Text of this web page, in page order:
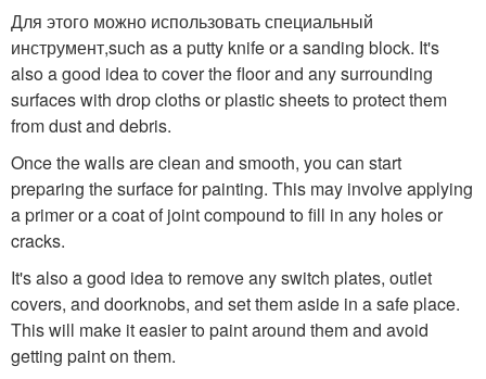
Для этого можно использовать специальный
инструмент,such as a putty knife or a sanding block. It's
also a good idea to cover the floor and any surrounding
surfaces with drop cloths or plastic sheets to protect them
from dust and debris.
Once the walls are clean and smooth, you can start
preparing the surface for painting. This may involve applying
a primer or a coat of joint compound to fill in any holes or
cracks.
It's also a good idea to remove any switch plates, outlet
covers, and doorknobs, and set them aside in a safe place.
This will make it easier to paint around them and avoid
getting paint on them.